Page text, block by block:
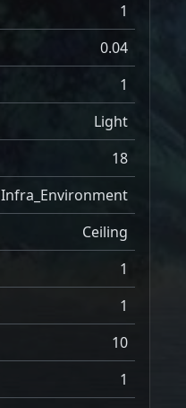
1
0.04
1
Light
18
Infra_Environment
Ceiling
1
1
10
1